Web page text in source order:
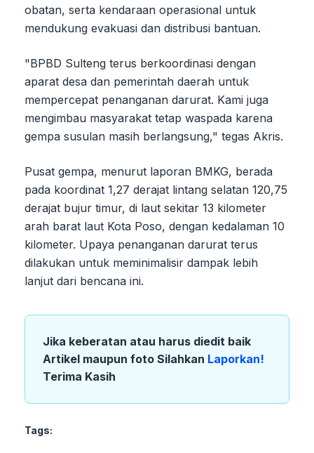
obatan, serta kendaraan operasional untuk
mendukung evakuasi dan distribusi bantuan.
"BPBD Sulteng terus berkoordinasi dengan
aparat desa dan pemerintah daerah untuk
mempercepat penanganan darurat. Kami juga
mengimbau masyarakat tetap waspada karena
gempa susulan masih berlangsung," tegas Akris.
Pusat gempa, menurut laporan BMKG, berada
pada koordinat 1,27 derajat lintang selatan 120,75
derajat bujur timur, di laut sekitar 13 kilometer
arah barat laut Kota Poso, dengan kedalaman 10
kilometer. Upaya penanganan darurat terus
dilakukan untuk meminimalisir dampak lebih
lanjut dari bencana ini.
Jika keberatan atau harus diedit baik
Artikel maupun foto Silahkan Laporkan!
Terima Kasih
Tags: